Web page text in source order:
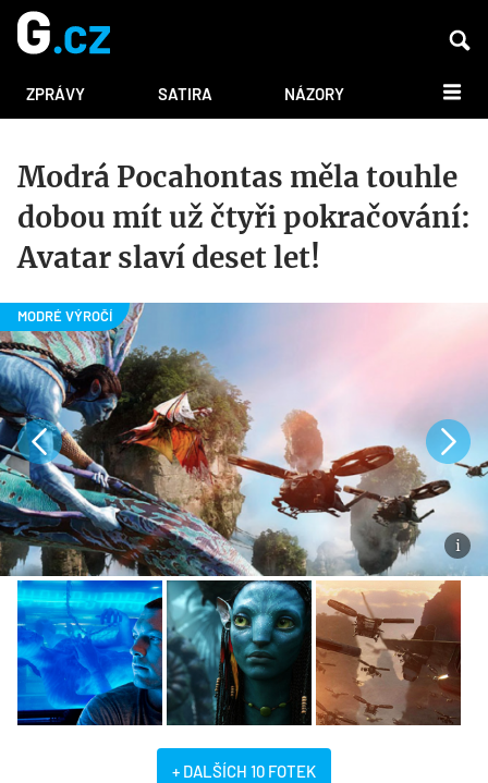
ZPRÁVY SATIRA NÁZORY DALŠÍ
Modrá Pocahontas měla touhle
dobou mít už čtyři pokračování:
Avatar slaví deset let!
+ DALŠÍCH 10 FOTEK